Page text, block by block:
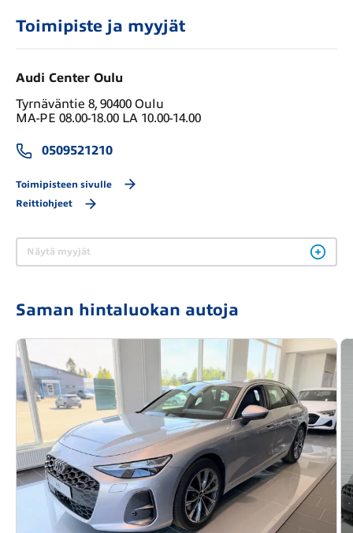
Toimipiste ja myyjät
Audi Center Oulu
Tyrnäväntie 8, 90400 Oulu
MA-PE 08.00-18.00 LA 10.00-14.00
0509521210
Toimipisteen sivulle
Reittiohjeet
Näytä myyjät
Saman hintaluokan autoja